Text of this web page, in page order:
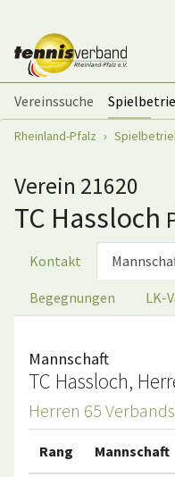
Vereinssuche
Sie sind hier:
Rheinland-Pfalz
Verein 21620
TC Hassloch
Kontakt
Begegnungen LK-
Mannschaft
TC Hassloch,
Herren 65
Rang Mannschaft